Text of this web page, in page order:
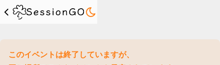
このイベントは終了していますが、